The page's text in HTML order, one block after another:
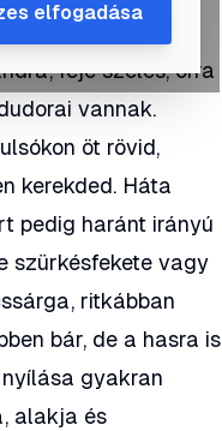
feje széles, orra
vannak.
öt rövid,
kerekded. Háta
pedig haránt irányú
szürkésfekete vagy
ritkábban
bár, de a hasra is
gyakran
alakja és
elfogadása